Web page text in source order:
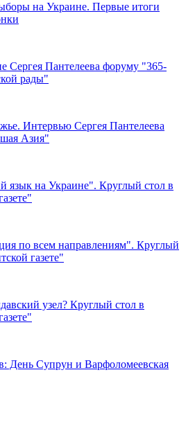
на Украине. Первые итоги
Сергея Пантелеева форуму "365-
рады"
Интервью Сергея Пантелеева
Азия"
язык на Украине". Круглый стол в
по всем направлениям". Круглый
газете"
узел? Круглый стол в
День Супрун и Варфоломеевская